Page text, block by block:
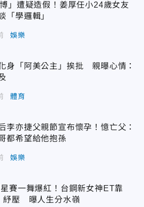
博」遭疑造假！姜厚任小24歲女友
「學邏輯」
娛樂
身「阿美公主」挨批 親曝心情：
體育
李亦捷父親節宣布懷孕！憶亡父：
都希望給他抱孫
娛樂
賽一舞爆紅！台鋼新女神ET靠
紓壓 曝人生分水嶺